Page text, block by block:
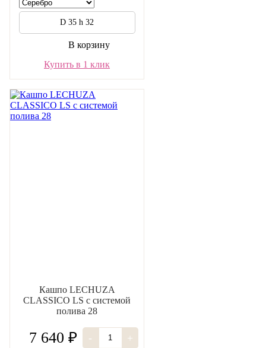
D 35 h 32
В корзину
Купить в 1 клик
Кашпо LECHUZA
CLASSICO LS с системой
полива 28
7 640 ₽ - +